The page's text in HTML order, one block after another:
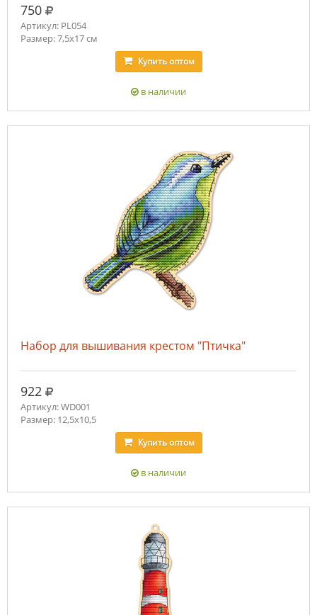
750 руб.
Артикул: PL054
Размер: 7,5х17 см
Купитьоптом
в наличии
Набор для вышивания крестом "Птичка"
922 руб.
Артикул: WD001
Размер: 12,5x10,5
Купитьоптом
в наличии